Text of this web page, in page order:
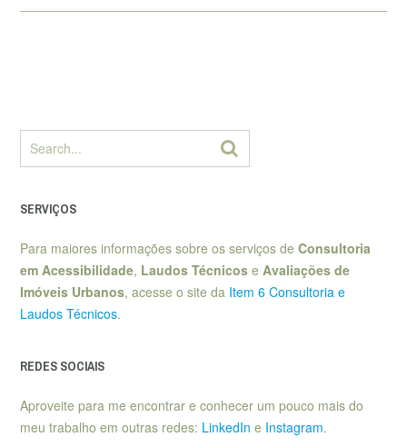
SERVIÇOS
Para maiores informações sobre os serviços de Consultoria
em Acessibilidade, Laudos Técnicos e Avaliações de
Imóveis Urbanos, acesse o site da Item 6 Consultoria e
Laudos Técnicos.
REDES SOCIAIS
Aproveite para me encontrar e conhecer um pouco mais do
meu trabalho em outras redes: LinkedIn e Instagram.